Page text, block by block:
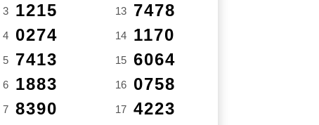
3 1215
4 0274
5 7413
6 1883
7 8390
13 7478
14 1170
15 6064
16 0758
17 4223